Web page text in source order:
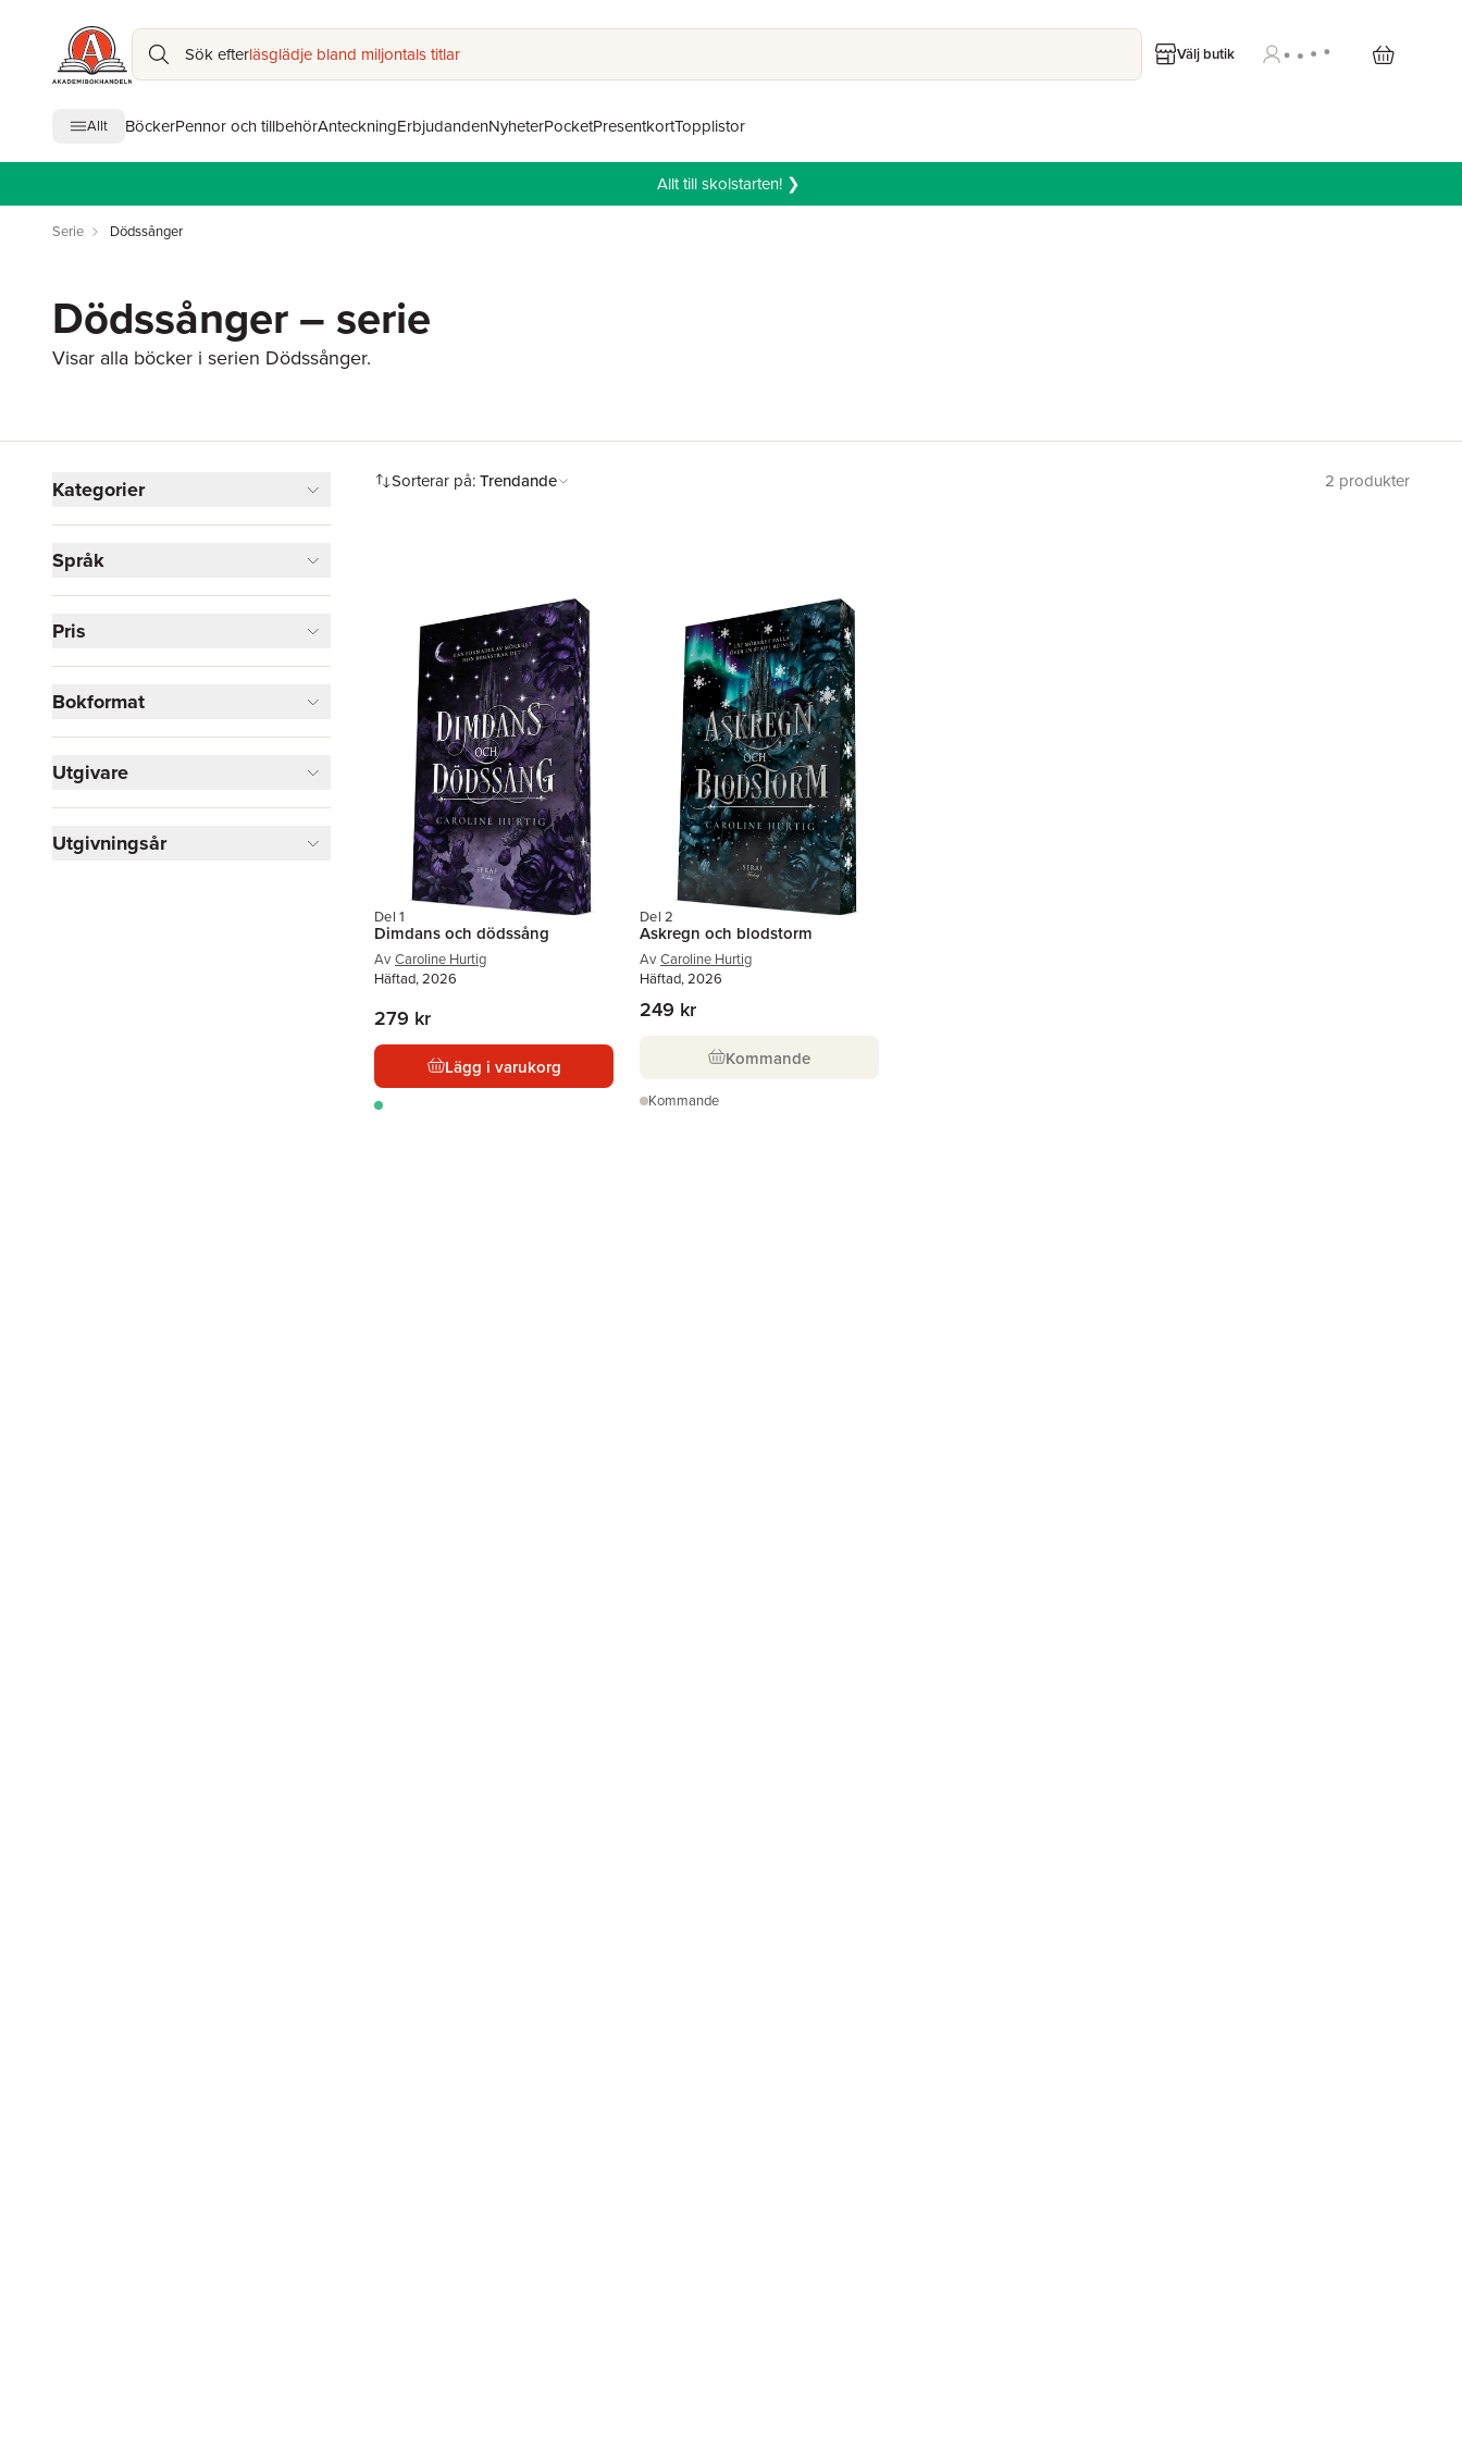
Sök efterläsglädje bland miljontals titlar Välj butik
Allt BöckerPennor och tillbehörAnteckningErbjudandenNyheterPocketPresentkortTopplistor
Allt till skolstarten! ❯
Serie Dödssånger
Dödssånger – serie
Visar alla böcker i serien Dödssånger.
Kategorier
Fantasy, SciFi och skräck
2
Visa fler
Språk
Pris
Bokformat
Utgivare
Utgivningsår
Sorterar på:Trendande 2 produkter
Del 1
Dimdans och dödssång
Av Caroline Hurtig
Häftad, 2026
279 kr
Lägg i varukorg
Del 2
Askregn och blodstorm
Av Caroline Hurtig
Häftad, 2026
249 kr
Kommande
Kommande